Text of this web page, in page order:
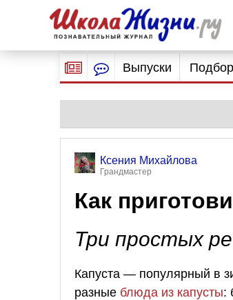
Выпуски
Ксения Михайлова
Грандмастер
Как
Три простых
Капуста — популярный в
разные блюда из капусты: